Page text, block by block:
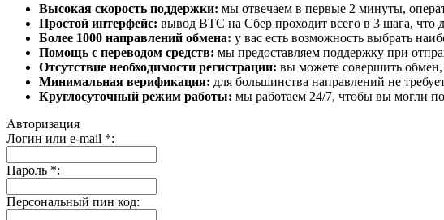
Высокая скорость поддержки: мы отвечаем в первые 2 минуты,
Простой интерфейс: вывод BTC на Сбер проходит всего в 3 шага, что
Более 1000 направлений обмена: у вас есть возможность выбрать
Помощь с переводом средств: мы предоставляем поддержку при
Отсутствие необходимости регистрации: вы можете совершить обмен,
Минимальная верификация: для большинства направлений не
Круглосуточный режим работы: мы работаем 24/7, чтобы вы могли
Авторизация
Логин или e-mail *:
Пароль *:
Персональный пин код: